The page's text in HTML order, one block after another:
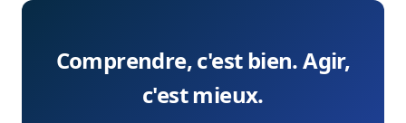
Comprendre, c'est bien. Agir,
c'est mieux.